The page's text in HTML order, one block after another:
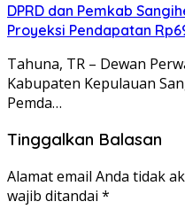
DPRD dan Pemkab
Proyeksi Pendapatan
Tahuna, TR – Dewan
Kabupaten Kepulauan
Pemda…
Tinggalkan Balasan
Alamat email Anda tidak
wajib ditandai *